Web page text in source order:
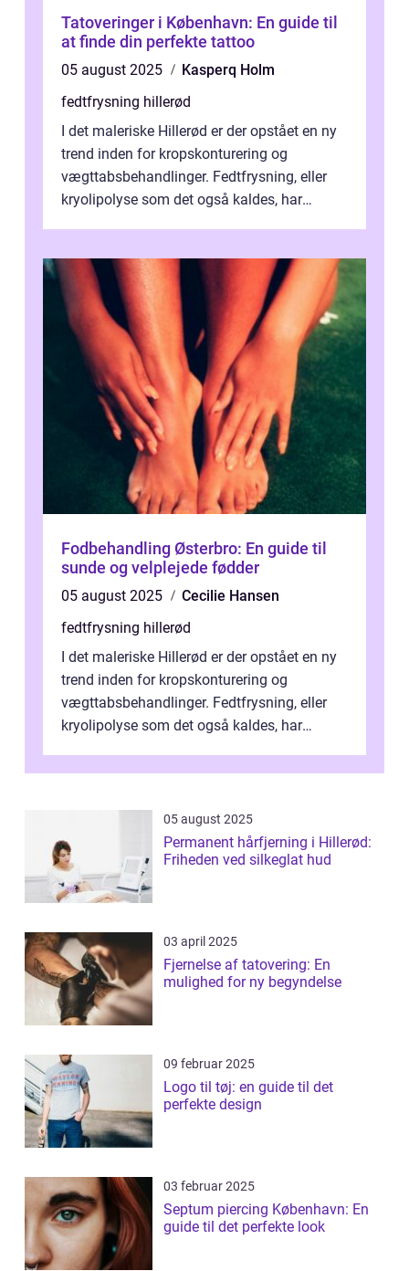
Tatoveringer i København: En guide til
at finde din perfekte tattoo
05 august 2025
Kasperq Holm
fedtfrysning hillerød
I det maleriske Hillerød er der opstået en ny
trend inden for kropskonturering og
vægttabsbehandlinger. Fedtfrysning, eller
kryolipolyse som det også kaldes, har
Fodbehandling Østerbro: En guide til
sunde og velplejede fødder
05 august 2025
Cecilie Hansen
fedtfrysning hillerød
I det maleriske Hillerød er der opstået en ny
trend inden for kropskonturering og
vægttabsbehandlinger. Fedtfrysning, eller
kryolipolyse som det også kaldes, har
05 august 2025
Permanent hårfjerning i Hillerød:
Friheden ved silkeglat hud
03 april 2025
Fjernelse af tatovering: En
mulighed for ny begyndelse
09 februar 2025
Logo til tøj: en guide til det
perfekte design
03 februar 2025
Septum piercing København: En
guide til det perfekte look